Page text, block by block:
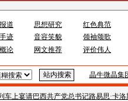
道 思想研究 红色典范
迹 音容笑貌 领袖颂歌
论 网文推荐 评价伟人
晶牛微晶集
车上宴请巴西共产党总书记路易思·卡洛